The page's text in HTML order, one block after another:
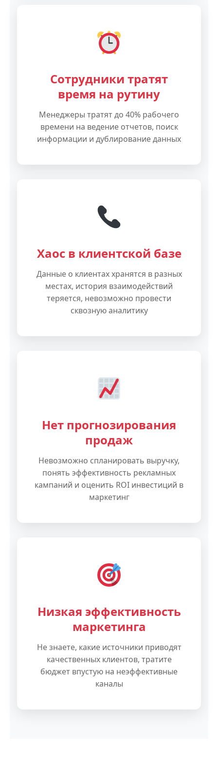
Сотрудники тратят
время на рутину
Менеджеры тратят до 40% рабочего
времени на ведение отчетов, поиск
информации и дублирование данных
Хаос в клиентской базе
Данные о клиентах хранятся в разных
местах, история взаимодействий
теряется, невозможно провести
сквозную аналитику
Нет прогнозирования
продаж
Невозможно спланировать выручку,
понять эффективность рекламных
кампаний и оценить ROI инвестиций в
маркетинг
Низкая эффективность
маркетинга
Не знаете, какие источники приводят
качественных клиентов, тратите
бюджет впустую на неэффективные
каналы